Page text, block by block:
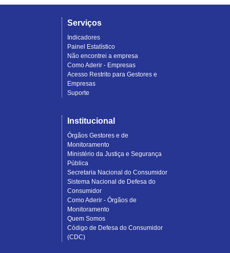
Serviços
Indicadores
Painel Estatístico
Não encontrei a empresa
Como Aderir - Empresas
Acesso Restrito para Gestores e
Empresas
Suporte
Institucional
Órgãos Gestores e de
Monitoramento
Ministério da Justiça e Segurança
Pública
Secretaria Nacional do Consumidor
Sistema Nacional de Defesa do
Consumidor
Como Aderir - Órgãos de
Monitoramento
Quem Somos
Código de Defesa do Consumidor
(CDC)